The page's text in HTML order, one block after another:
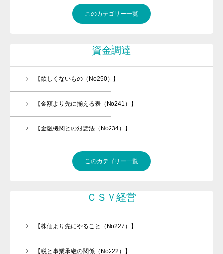
このカテゴリー一覧
資金調達
【欲しくないもの（No250）】
【金額より先に揃える表（No241）】
【金融機関との対話法（No234）】
このカテゴリー一覧
ＣＳＶ経営
【株価より先にやること（No227）】
【税と事業承継の関係（No222）】
働きたくなる職場づくりをお手伝いします
今、「承継ビジネス」がアツい！！
会社案内